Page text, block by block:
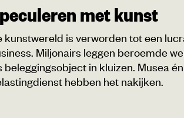
met kunst
kunstwereld is verworden tot een
Miljonairs leggen beroemde
beleggingsobject in kluizen. Musea
hebben het nakijken.